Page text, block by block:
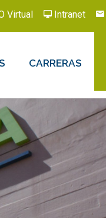
Virtual Intranet
CARRERAS